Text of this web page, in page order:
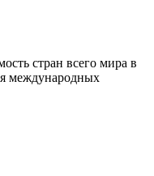
стран всего мира в
международных